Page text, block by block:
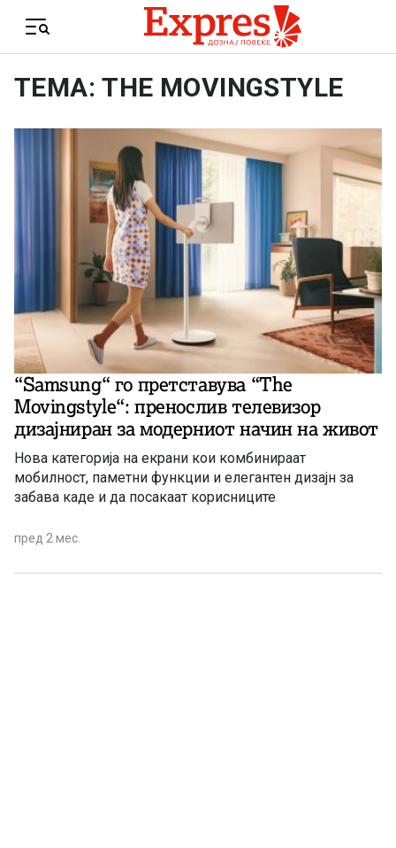
Menu
ТЕМА: THE MOVINGSTYLE
“Samsung“ го претставува “The
Movingstyle“: пренослив телевизор
дизајниран за модерниот начин на живот
Нова категорија на екрани кои комбинираат
мобилност, паметни функции и елегантен дизајн за
забава каде и да посакаат корисниците
пред 2 мес.